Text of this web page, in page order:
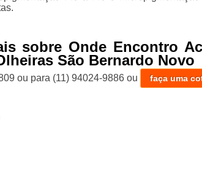
sobre Onde Encontro
São Bernardo Novo
ou para (11) 94024-9886 ou faça uma